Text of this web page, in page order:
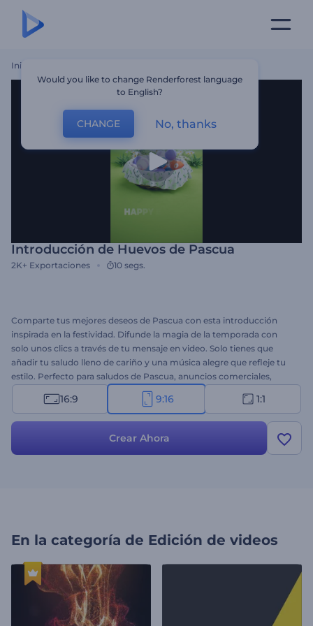
Inicio
Introducción de Huevos de Pascua
2K+ Exportaciones 10 segs.
Comparte tus mejores deseos de Pascua con esta introducción
inspirada en la festividad. Difunde la magia de la temporada con
solo unos clics a través de tu mensaje en video. Solo tienes que
añadir tu saludo lleno de cariño y una música alegre que refleje tu
estilo. Perfecto para saludos de Pascua, anuncios comerciales,
promociones y muchos otros proyectos. Hazle saber a tu audiencia
cuánto te importa deseándoles un día hermoso lleno de
16:9 9:16 1:1
Crear Ahora
En la categoría de Edición de videos
Would you like to change Renderforest language
to English?
CHANGE No, thanks